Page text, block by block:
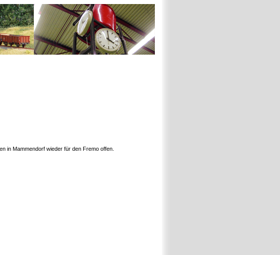
in Mammendorf wieder für den Fremo offen.